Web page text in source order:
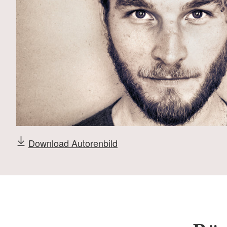
Download Autorenbild